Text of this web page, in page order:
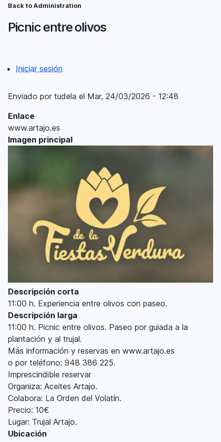
Pasar
contenido
de
Back to Administration
Picnic entre olivos
Menú
del
compte
d'usuari
Iniciar sesión
Enviado por tudela el Mar, 24/03/2026 - 12:48
Enlace
www.artajo.es
Imagen principal
Descripción corta
11:00 h. Experiencia entre olivos con paseo.
Descripción larga
11:00 h. Picnic entre olivos. Paseo por guiada a la
plantación y al trujal.
Más información y reservas en www.artajo.es
o por teléfono: 948 386 225.
Imprescindible reservar
Organiza: Aceites Artajo.
Colabora: La Orden del Volatín.
Precio: 10€
Lugar: Trujal Artajo.
Ubicación